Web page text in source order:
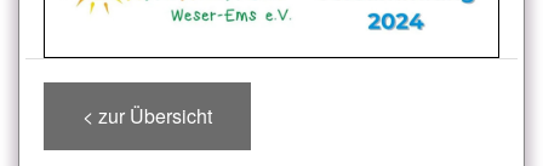
< zur Übersicht